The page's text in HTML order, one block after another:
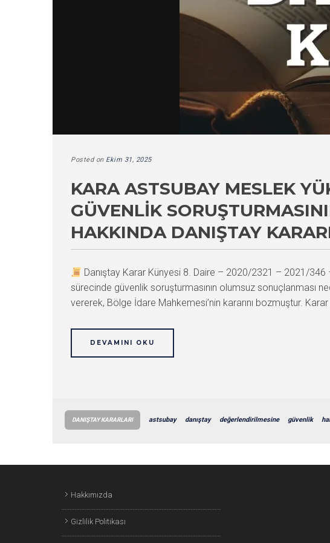
Posted on Ekim 31, 2025
KARA ASTSUBAY MESLEK
GÜVENLIK
HAKKINDA DANIŞTAY
Danıştay Karar Künyesi 8. Daire – 2020/2321 – 2021/346
sürecinde güvenlik soruşturmasının olumsuz sonuçlanması
vererek, Bölge İdare Mahkemesi’nin kararını bozmuştur.
DEVAMINI OKU
DANIŞTAY KARARLARI astsubay danıştay değerlendirilmesine güvenlik
Hakkımızda
Gizlilik Politikası